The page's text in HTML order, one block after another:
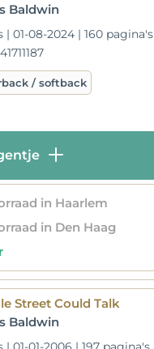
Baldwin
| 01-08-2024 | 160 pagina's
/ softback
in Haarlem
in Den Haag
Street Could Talk
Baldwin